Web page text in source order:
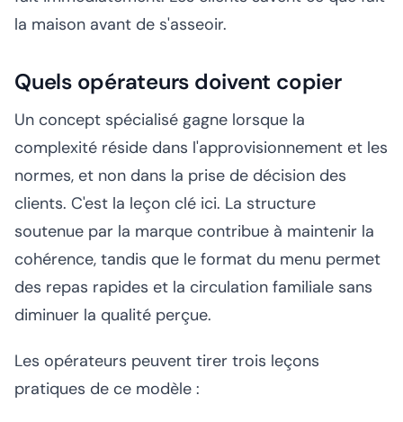
la maison avant de s'asseoir.
Quels opérateurs doivent copier
Un concept spécialisé gagne lorsque la
complexité réside dans l'approvisionnement et les
normes, et non dans la prise de décision des
clients. C'est la leçon clé ici. La structure
soutenue par la marque contribue à maintenir la
cohérence, tandis que le format du menu permet
des repas rapides et la circulation familiale sans
diminuer la qualité perçue.
Les opérateurs peuvent tirer trois leçons
pratiques de ce modèle :